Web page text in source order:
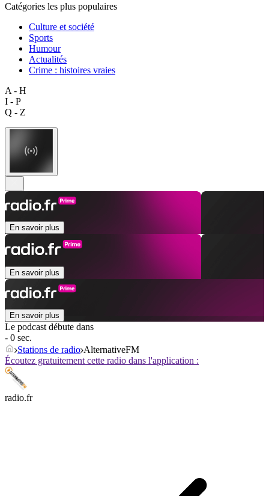
Catégories les plus populaires
Culture et société
Sports
Humour
Actualités
Crime : histoires vraies
A - H
I - P
Q - Z
En savoir plus
En savoir plus
En savoir plus
Le podcast débute dans
- 0 sec.
Stations de radio AlternativeFM
Écoutez gratuitement cette radio dans l'application :
radio.fr